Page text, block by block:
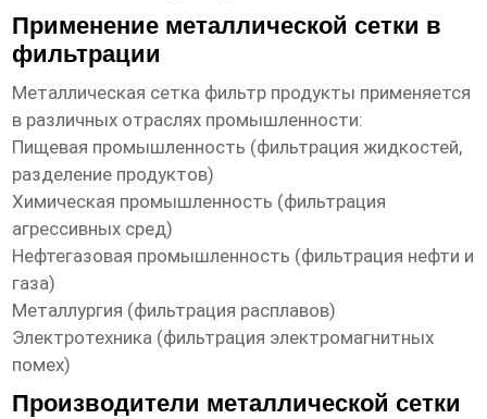
Применение металлической сетки в
фильтрации
Металлическая сетка фильтр продукты применяется
в различных отраслях промышленности:
Пищевая промышленность (фильтрация жидкостей,
разделение продуктов)
Химическая промышленность (фильтрация
агрессивных сред)
Нефтегазовая промышленность (фильтрация нефти и
газа)
Металлургия (фильтрация расплавов)
Электротехника (фильтрация электромагнитных
помех)
Производители металлической сетки